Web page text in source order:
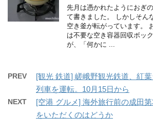
先月は憑かれたようにおぎ
て書きました。 しかしそん
空き釜が転がっています。
は不要な空き容器回収ボッ
が、「何かに ...
PREV
[観光 鉄道] 嵯峨野観光鉄道、紅
列車を運転。10月15日から
NEXT
[空港 グルメ] 海外旅行前の成田
をいただくのはどうか